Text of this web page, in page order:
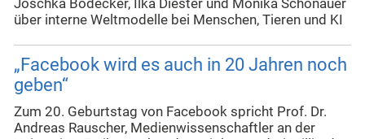
Joschka Bödecker, Ilka Diester und Monika Schönauer
über interne Weltmodelle bei Menschen, Tieren und KI
„Facebook wird es auch in 20 Jahren noch
geben“
Zum 20. Geburtstag von Facebook spricht Prof. Dr.
Andreas Rauscher, Medienwissenschaftler an der